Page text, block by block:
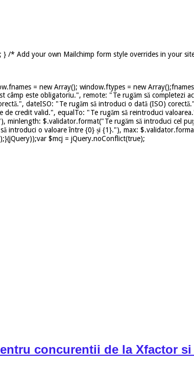
/* Add your own Mailchimp form style overrides in your
= new Array(); window.ftypes = new
este obligatoriu.", remote: "Te rugăm să completezi
dateISO: "Te rugăm să introduci o dată (ISO)
credit valid.", equalTo: "Te rugăm să reintroduci
$.validator.format("Te rugăm să introduci cel
introduci o valoare între {0} și {1}."), max:
$mcj = jQuery.noConflict(true);
concurentii de la Xfactor si